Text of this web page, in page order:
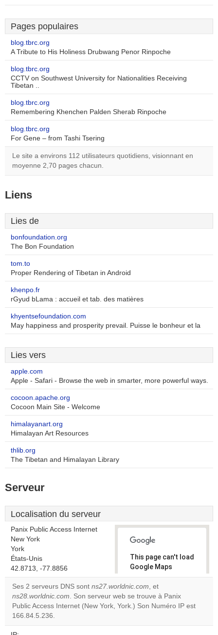
Pages populaires
blog.tbrc.org
A Tribute to His Holiness Drubwang Penor Rinpoche
blog.tbrc.org
CCTV on Southwest University for Nationalities Receiving
Tibetan ..
blog.tbrc.org
Remembering Khenchen Palden Sherab Rinpoche
blog.tbrc.org
For Gene – from Tashi Tsering
Le site a environs 112 utilisateurs quotidiens, visionnant en
moyenne 2,70 pages chacun.
Liens
Lies de
bonfoundation.org
The Bon Foundation
tom.to
Proper Rendering of Tibetan in Android
khenpo.fr
rGyud bLama : accueil et tab. des matières
khyentsefoundation.com
May happiness and prosperity prevail. Puisse le bonheur et la
Lies vers
apple.com
Apple - Safari - Browse the web in smarter, more powerful ways.
cocoon.apache.org
Cocoon Main Site - Welcome
himalayanart.org
Himalayan Art Resources
thlib.org
The Tibetan and Himalayan Library
Serveur
Localisation du serveur
Panix Public Access Internet
New York
York
États-Unis
42.8713, -77.8856
This page can't load
Google Maps
correctly.
Do you
own this
OK
Ses 2 serveurs DNS sont ns27.worldnic.com, et
ns28.worldnic.com. Son serveur web se trouve à Panix
Public Access Internet (New York, York.) Son Numéro IP est
166.84.5.236.